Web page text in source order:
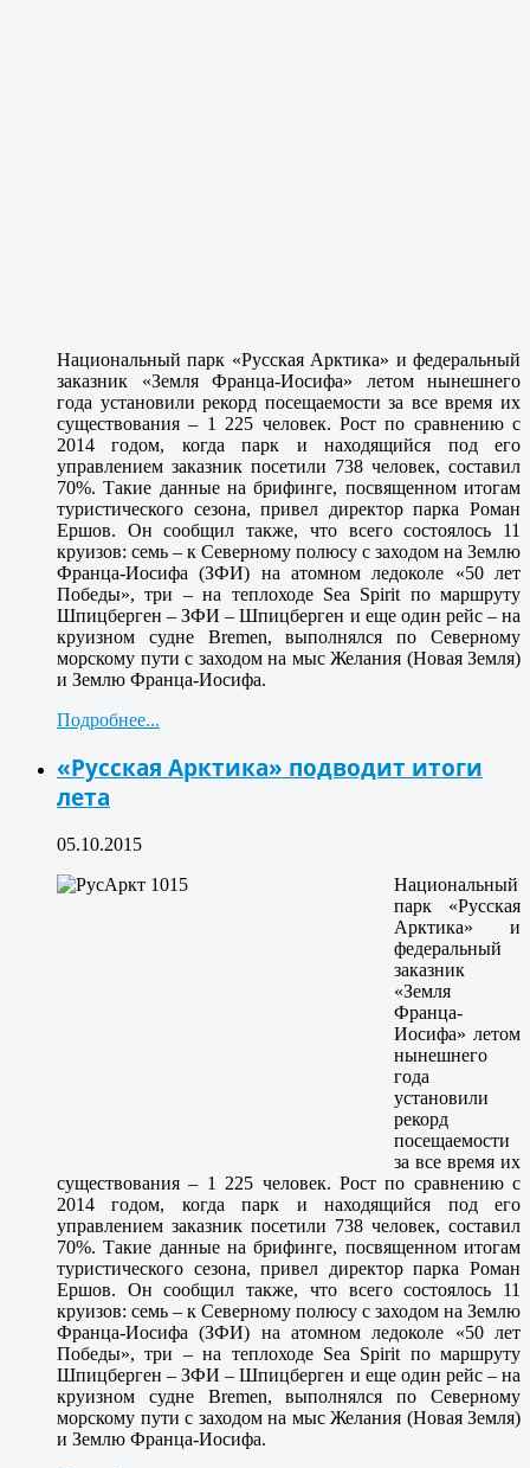
Национальный парк «Русская Арктика» и федеральный
заказник «Земля Франца-Иосифа» летом нынешнего
года установили рекорд посещаемости за все время их
существования – 1 225 человек. Рост по сравнению с
2014 годом, когда парк и находящийся под его
управлением заказник посетили 738 человек, составил
70%. Такие данные на брифинге, посвященном итогам
туристического сезона, привел директор парка Роман
Ершов. Он сообщил также, что всего состоялось 11
круизов: семь – к Северному полюсу с заходом на Землю
Франца-Иосифа (ЗФИ) на атомном ледоколе «50 лет
Победы», три – на теплоходе Sea Spirit по маршруту
Шпицберген – ЗФИ – Шпицберген и еще один рейс – на
круизном судне Bremen, выполнялся по Северному
морскому пути с заходом на мыс Желания (Новая Земля)
и Землю Франца-Иосифа.
Подробнее...
«Русская Арктика» подводит итоги
лета
05.10.2015
Национальный
парк «Русская
Арктика» и
федеральный
заказник
«Земля
Франца-
Иосифа» летом
нынешнего
года
установили
рекорд
посещаемости
за все время их
существования – 1 225 человек. Рост по сравнению с
2014 годом, когда парк и находящийся под его
управлением заказник посетили 738 человек, составил
70%. Такие данные на брифинге, посвященном итогам
туристического сезона, привел директор парка Роман
Ершов. Он сообщил также, что всего состоялось 11
круизов: семь – к Северному полюсу с заходом на Землю
Франца-Иосифа (ЗФИ) на атомном ледоколе «50 лет
Победы», три – на теплоходе Sea Spirit по маршруту
Шпицберген – ЗФИ – Шпицберген и еще один рейс – на
круизном судне Bremen, выполнялся по Северному
морскому пути с заходом на мыс Желания (Новая Земля)
и Землю Франца-Иосифа.